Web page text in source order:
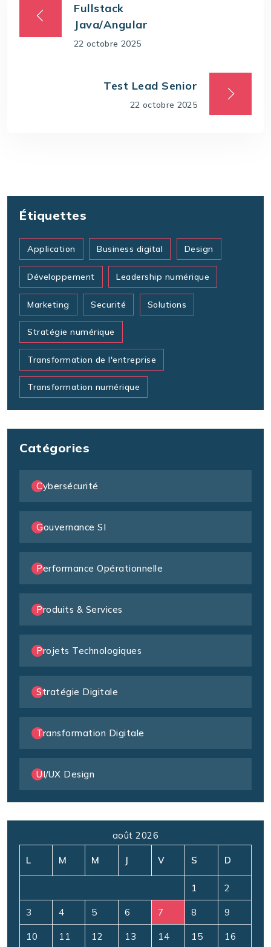
Fullstack
Java/Angular
22 octobre 2025
Test Lead Senior
22 octobre 2025
Étiquettes
Application Business digital Design
Développement Leadership numérique
Marketing Securité Solutions
Stratégie numérique
Transformation de l'entreprise
Transformation numérique
Catégories
Cybersécurité
Gouvernance SI
Performance Opérationnelle
Produits & Services
Projets Technologiques
Stratégie Digitale
Transformation Digitale
UI/UX Design
août 2026
L M M J V S D
1 2
3 4 5 6 7 8 9
10 11 12 13 14 15 16